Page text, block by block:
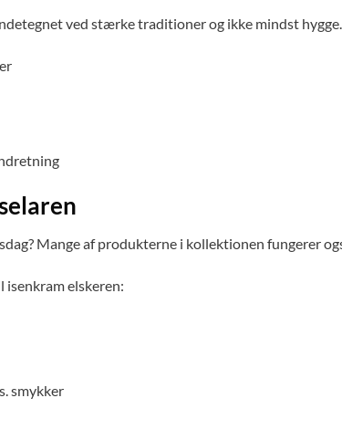
ved stærke traditioner og ikke mindst
Mange af produkterne i kollektionen fungerer
isenkram elskeren:
smykker